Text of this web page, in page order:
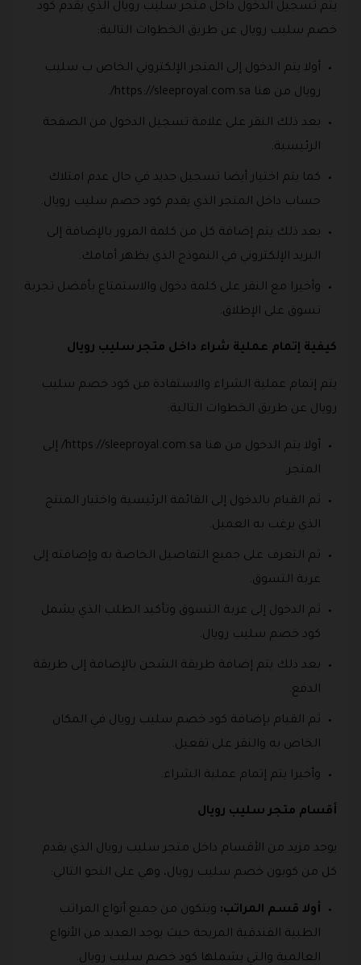
يتم تسجيل الدخول داخل متجر سليب رويال الذي يقدم كود
خصم سليب رويال عن طريق الخطوات التالية:
أولا يتم الدخول إلى المتجر الإلكتروني الخاص ب سليب
رويال من هنا https://sleeproyal.com.sa/.
بعد ذلك النقر على علامة تسجيل الدخول من الصفحة
الرئيسية.
كما يتم اختيار أيضا تسجيل جديد في حال عدم امتلاك
حساب داخل المتجر الذي يقدم كود خصم سليب رويال.
بعد ذلك يتم إضافة كل من كلمة المرور بالإضافة إلى
البريد الإلكتروني في النموذج الذي يظهر أمامك.
وأخيرا مع النقر على كلمة دخول والاستمتاع بأفضل تجربة
تسوق على الإطلاق.
كيفية إتمام عملية شراء داخل متجر سليب رويال
يتم إتمام عملية الشراء والاستفادة من كود خصم سليب
رويال عن طريق الخطوات التالية:
أولا يتم الدخول من هنا https://sleeproyal.com.sa/ إلى
المتجر.
ثم القيام بالدخول إلى القائمة الرئيسية واختيار المنتج
الذي يرغب به العميل.
ثم التعرف على جميع التفاصيل الخاصة به وإضافته إلى
عربة التسوق.
ثم الدخول إلى عربة التسوق وتأكيد الطلب الذي يشمل
كود خصم سليب رويال.
بعد ذلك يتم إضافة طريقة الشحن بالإضافة إلى طريقة
الدفع.
ثم القيام بإضافة كود خصم سليب رويال في المكان
الخاص به والنقر على تفعيل.
وأخيرا يتم إتمام عملية الشراء.
أقسام متجر سليب رويال
يوجد مزيد من الأقسام داخل متجر سليب رويال الذي يقدم
كل من كوبون خصم سليب رويال، وهي على النحو التالي:
أولا قسم المراتب: ويتكون من جميع أنواع المراتب
الطبية الفندقية المريحة حيث يوجد العديد من الأنواع
العالمية والتي يشملها كود خصم سليب رويال.